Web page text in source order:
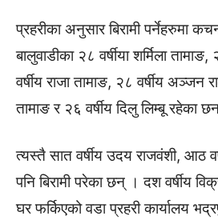
प्रहरीका अनुसार बिरामी पर्नेहरुमा
बालुवाडीका २८ वर्षीया शर्मिला
वर्षीय राजा तामाङ, २८ वर्षीय अञ्जन
तामाङ र २६ वर्षीय दिलु लिम्बू रहेका
त्यस्तै सात वर्षीय उदय राजवंशी, आठ
पनि बिरामी परेका छन् । दश वर्षीय
घर फर्किएको वडा प्रहरी कार्यालय